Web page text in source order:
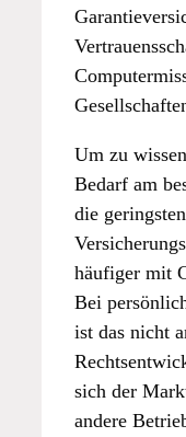
Um zu
Bedarf am
die geringsten
häufiger mit
Bei
ist das nicht
sich der
andere